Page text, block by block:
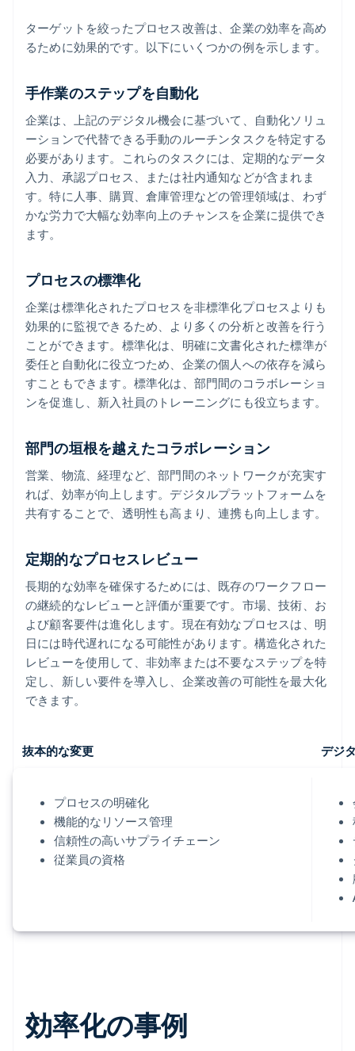
ターゲットを絞ったプロセス改善は、企業の効率を高め
るために効果的です。以下にいくつかの例を示します。
手作業のステップを自動化
企業は、上記のデジタル機会に基づいて、自動化ソリュ
ーションで代替できる手動のルーチンタスクを特定する
必要があります。これらのタスクには、定期的なデータ
入力、承認プロセス、または社内通知などが含まれま
す。特に人事、購買、倉庫管理などの管理領域は、わず
かな労力で大幅な効率向上のチャンスを企業に提供でき
ます。
プロセスの標準化
企業は標準化されたプロセスを非標準化プロセスよりも
効果的に監視できるため、より多くの分析と改善を行う
ことができます。標準化は、明確に文書化された標準が
委任と自動化に役立つため、企業の個人への依存を減ら
すこともできます。標準化は、部門間のコラボレーショ
ンを促進し、新入社員のトレーニングにも役立ちます。
部門の垣根を越えたコラボレーション
営業、物流、経理など、部門間のネットワークが充実す
れば、効率が向上します。デジタルプラットフォームを
共有することで、透明性も高まり、連携も向上します。
定期的なプロセスレビュー
長期的な効率を確保するためには、既存のワークフロー
の継続的なレビューと評価が重要です。市場、技術、お
よび顧客要件は進化します。現在有効なプロセスは、明
日には時代遅れになる可能性があります。構造化された
レビューを使用して、非効率または不要なステップを特
定し、新しい要件を導入し、企業改善の可能性を最大化
できます。
抜本的な変更 デジ
プロセスの明確化
機能的なリソース管理
信頼性の高いサプライチェーン
従業員の資格
効率化の事例